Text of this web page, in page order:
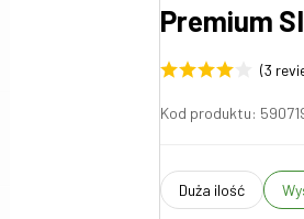
Premium
(3
Kod produktu:
duża ilość